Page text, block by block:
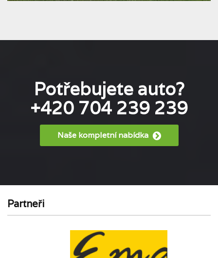
Potřebujete auto?
+420 704 239 239
Naše kompletní nabídka
Partneři